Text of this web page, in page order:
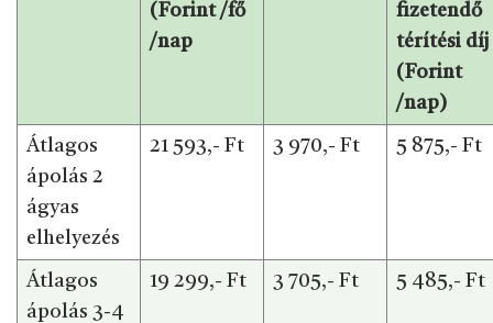
(Forint /fő
/nap
fizetendő
térítési díj
(Forint
/nap)
Átlagos
ápolás 2
ágyas
elhelyezés
21 593,- Ft 3 970,- Ft 5 875,- Ft
Átlagos
ápolás 3-4
19 299,- Ft 3 705,- Ft 5 485,- Ft